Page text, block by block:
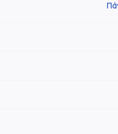
Η βάση νυχιών
και εξειδικευμένα
ενισχυτικά
παρανυχίδων,
ενδυναμώσεις και να
Ολοκλήρωσε με 1
essie is a vegan brand